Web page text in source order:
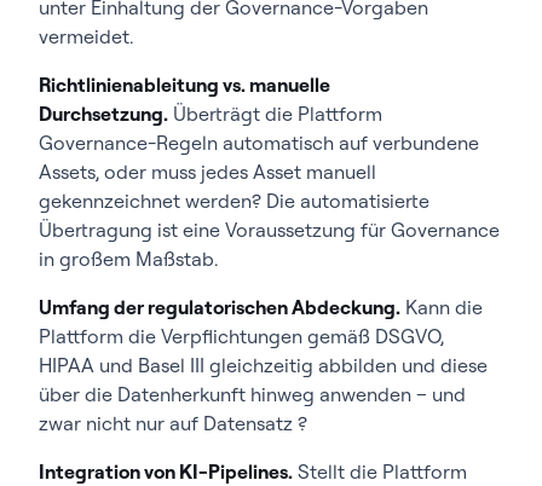
unter Einhaltung der Governance-Vorgaben
vermeidet.
Richtlinienableitung vs. manuelle
Durchsetzung. Überträgt die Plattform
Governance-Regeln automatisch auf verbundene
Assets, oder muss jedes Asset manuell
gekennzeichnet werden? Die automatisierte
Übertragung ist eine Voraussetzung für Governance
in großem Maßstab.
Umfang der regulatorischen Abdeckung. Kann die
Plattform die Verpflichtungen gemäß DSGVO,
HIPAA und Basel III gleichzeitig abbilden und diese
über die Datenherkunft hinweg anwenden – und
zwar nicht nur auf Datensatz ?
Integration von KI-Pipelines. Stellt die Plattform